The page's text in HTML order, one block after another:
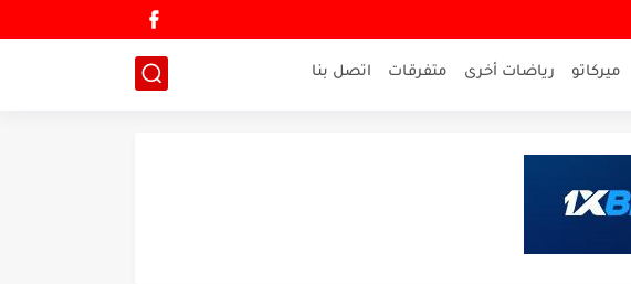
ميركاتو رياضات أخرى متفرقات اتصل بنا